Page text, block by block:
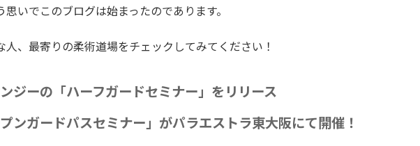
いでこのブログは始まったのであります。
人、最寄りの柔術道場をチェックしてみてください！
ジーの「ハーフガードセミナー」をリリース
ンガードパスセミナー」がパラエストラ東大阪にて開催！